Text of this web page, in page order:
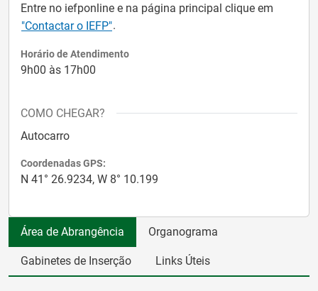
Entre no iefponline e na página principal clique em
"Contactar o IEFP".
Horário de Atendimento
9h00 às 17h00
COMO CHEGAR?
Autocarro
Coordenadas GPS:
N 41° 26.9234, W 8° 10.199
Área de Abrangência Organograma
Gabinetes de Inserção Links Úteis